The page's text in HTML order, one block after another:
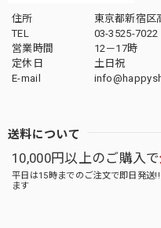
住所
東京都新宿区
TEL
03-3525-7022
営業時間
12－17時
定休日
土日祝
E-mail
送料について
10,000円以上のご購入で
平日は15時までのご注文で即日発
ます